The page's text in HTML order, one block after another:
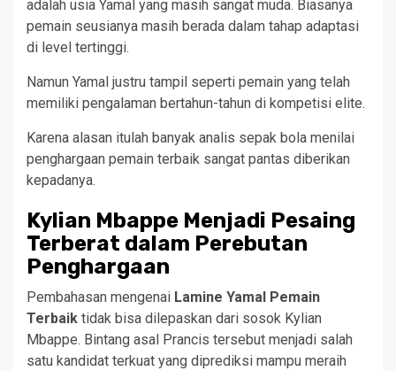
adalah usia Yamal yang masih sangat muda. Biasanya
pemain seusianya masih berada dalam tahap adaptasi
di level tertinggi.
Namun Yamal justru tampil seperti pemain yang telah
memiliki pengalaman bertahun-tahun di kompetisi elite.
Karena alasan itulah banyak analis sepak bola menilai
penghargaan pemain terbaik sangat pantas diberikan
kepadanya.
Kylian Mbappe Menjadi Pesaing
Terberat dalam Perebutan
Penghargaan
Pembahasan mengenai Lamine Yamal Pemain
Terbaik tidak bisa dilepaskan dari sosok Kylian
Mbappe. Bintang asal Prancis tersebut menjadi salah
satu kandidat terkuat yang diprediksi mampu meraih